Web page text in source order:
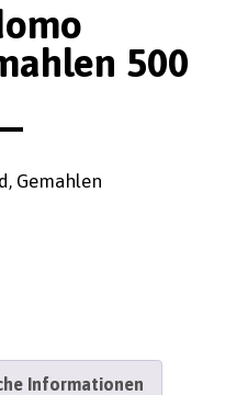
500
Gemahlen
Informationen